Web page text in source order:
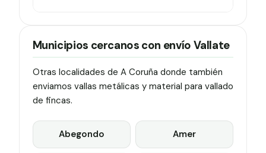
Municipios cercanos con envío Vallate
Otras localidades de A Coruña donde también
enviamos vallas metálicas y material para vallado
de fincas.
Abegondo Amer